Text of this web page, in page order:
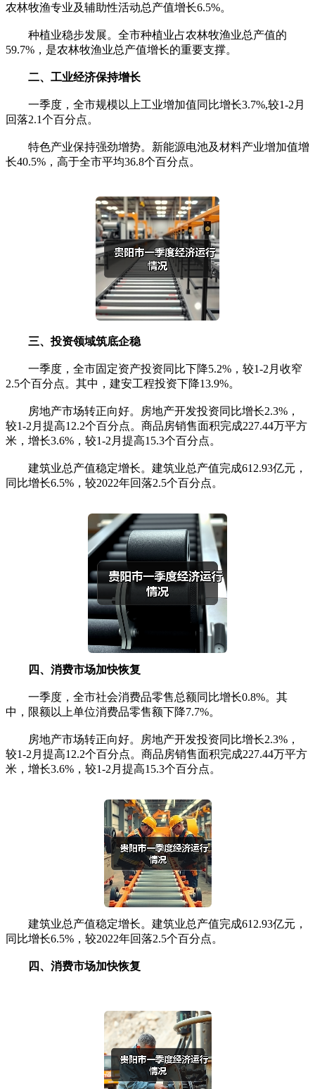
农林牧渔专业及辅助性活动总产值增长6.5%。
种植业稳步发展。全市种植业占农林牧渔业总产值的
59.7%，是农林牧渔业总产值增长的重要支撑。
二、工业经济保持增长
一季度，全市规模以上工业增加值同比增长3.7%,较1-2月
回落2.1个百分点。
特色产业保持强劲增势。新能源电池及材料产业增加值增
长40.5%，高于全市平均36.8个百分点。
三、投资领域筑底企稳
一季度，全市固定资产投资同比下降5.2%，较1-2月收窄
2.5个百分点。其中，建安工程投资下降13.9%。
房地产市场转正向好。房地产开发投资同比增长2.3%，
较1-2月提高12.2个百分点。商品房销售面积完成227.44万平方
米，增长3.6%，较1-2月提高15.3个百分点。
建筑业总产值稳定增长。建筑业总产值完成612.93亿元，
同比增长6.5%，较2022年回落2.5个百分点。
四、消费市场加快恢复
一季度，全市社会消费品零售总额同比增长0.8%。其
中，限额以上单位消费品零售额下降7.7%。
房地产市场转正向好。房地产开发投资同比增长2.3%，
较1-2月提高12.2个百分点。商品房销售面积完成227.44万平方
米，增长3.6%，较1-2月提高15.3个百分点。
建筑业总产值稳定增长。建筑业总产值完成612.93亿元，
同比增长6.5%，较2022年回落2.5个百分点。
四、消费市场加快恢复